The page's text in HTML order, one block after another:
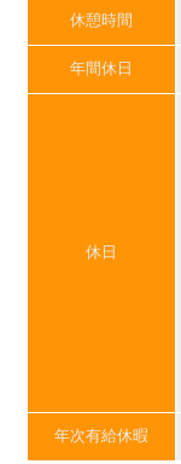
休憩時間
年間休日
休日
年次有給休暇